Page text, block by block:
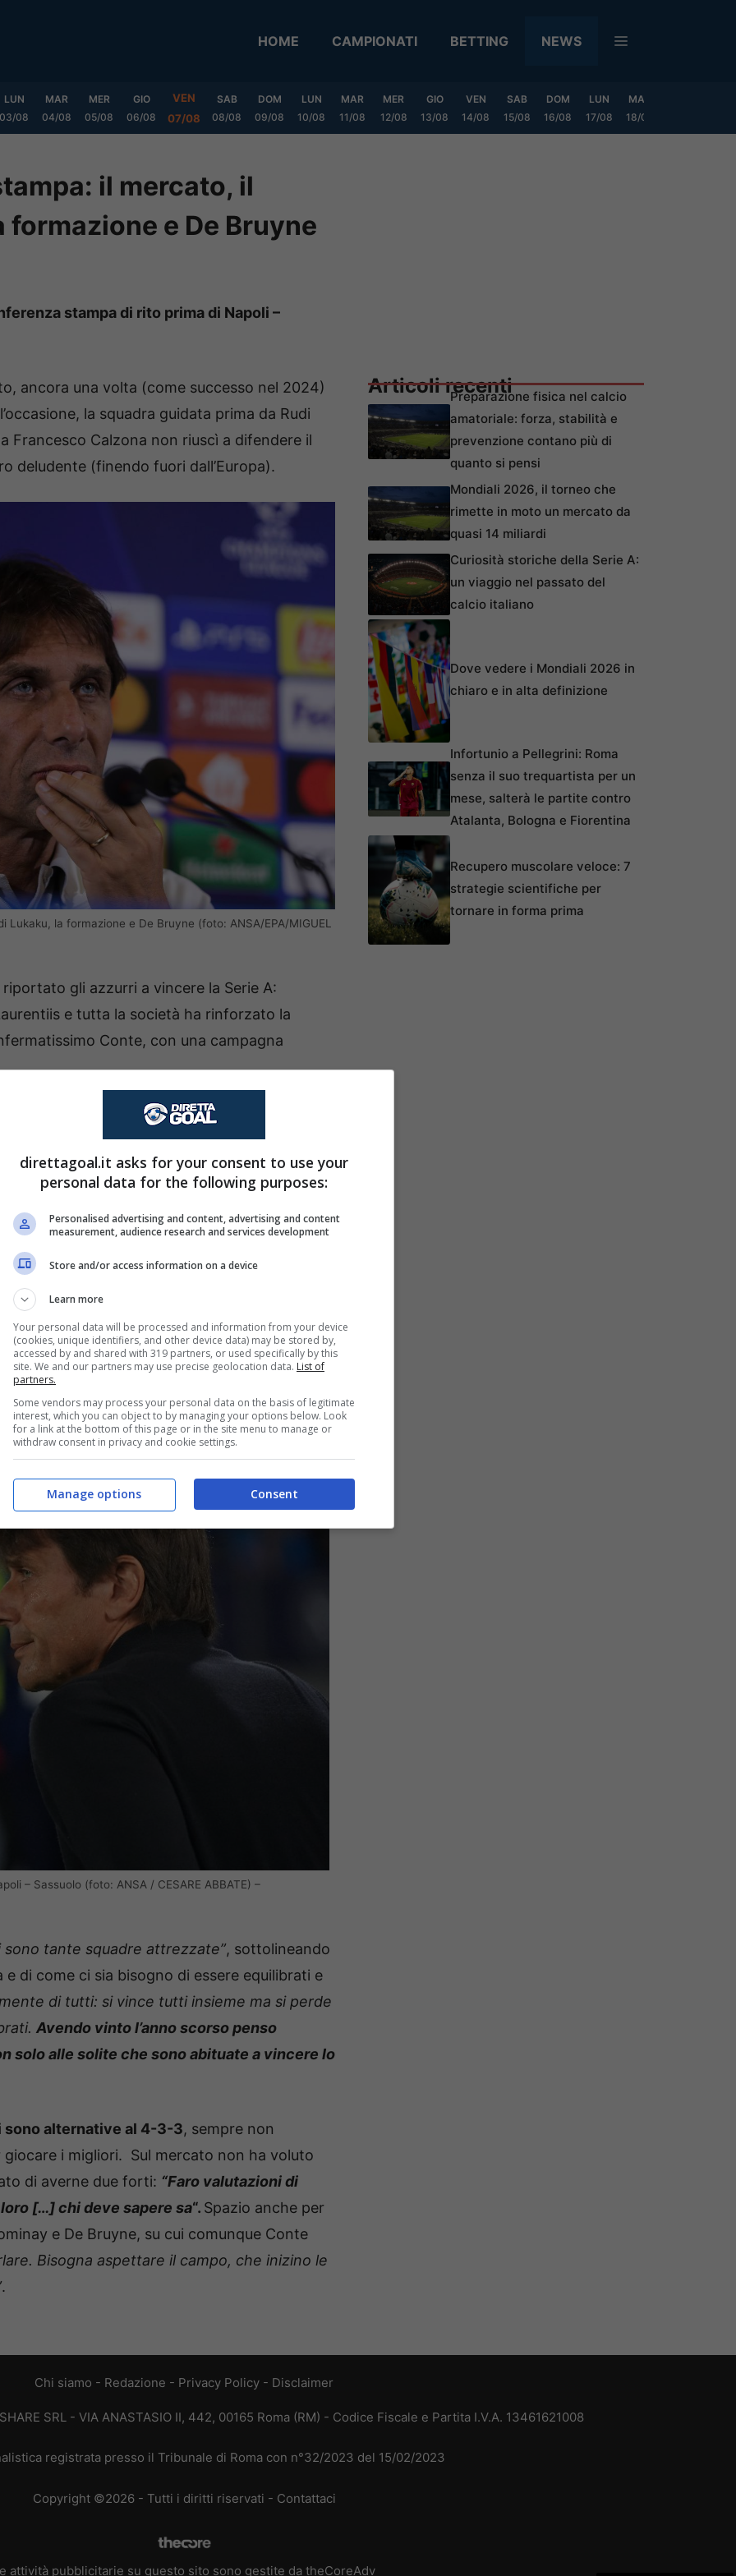
HOME CAMPIONATI BETTING NEWS
LUN
03/08
MAR
04/08
MER
05/08
GIO
06/08
VEN
07/08
SAB
08/08
DOM
09/08
LUN
10/08
MAR
11/08
MER
12/08
GIO
13/08
VEN
14/08
SAB
15/08
DOM
16/08
LUN
17/08
MAR
18/08
il mercato, il
e De Bruyne
stampa di rito prima di Napoli –
ancora una volta (come successo nel 2024)
la squadra guidata prima da Rudi
Francesco Calzona non riuscì a difendere il
deludente (finendo fuori dall’Europa).
la formazione e De Bruyne (foto: ANSA/EPA/MIGUEL
gli azzurri a vincere la Serie A:
e tutta la società ha rinforzato la
Conte, con una campagna
l’onere e l’onore di difendere il titolo sul
vincente e far sognare tutti i tifosi. Sarà
la Serie A 2025-2026, come da tradizione
Conte nella conferenza stampa della
Conte prima di
Lukaku: il tecnico conferma la perdita di un
che queste situazioni possono capitare”
ha
come i suoi ragazzi anche l’anno scorso
senza recriminazioni o alibi.
– Sassuolo (foto: ANSA / CESARE ABBATE) –
sono tante squadre attrezzate”, sottolineando
di come ci sia bisogno di essere equilibrati e
di tutti: si vince tutti insieme ma si perde
Avendo vinto l’anno scorso penso
solo alle solite che sono abituate a vincere lo
sono alternative al 4-3-3, sempre non
i migliori. Sul mercato non ha voluto
di averne due forti: “Faro valutazioni di
[…] chi deve sapere sa“. Spazio anche per
e De Bruyne, su cui comunque Conte
Bisogna aspettare il campo, che inizino le
.
Articoli recentiPreparazione fisica nel calcio
amatoriale: forza, stabilità e
prevenzione contano più di
quanto si pensi
Mondiali 2026, il torneo che
rimette in moto un mercato da
quasi 14 miliardi
Curiosità storiche della Serie A:
un viaggio nel passato del
calcio italiano
Dove vedere i Mondiali 2026 in
chiaro e in alta definizione
Infortunio a Pellegrini: Roma
senza il suo trequartista per un
mese, salterà le partite contro
Atalanta, Bologna e Fiorentina
Recupero muscolare veloce: 7
strategie scientifiche per
tornare in forma prima
Chi siamo - Redazione - Privacy Policy - Disclaimer
SRL - VIA ANASTASIO II, 442, 00165 Roma (RM) - Codice Fiscale e Partita I.V.A. 13461621008
registrata presso il Tribunale di Roma con n°32/2023 del 15/02/2023
Copyright ©2026 - Tutti i diritti riservati - Contattaci
attività pubblicitarie su questo sito sono gestite da theCoreAdv
direttagoal.it asks for your consent to use your
personal data for the following purposes:
Personalised advertising and content, advertising and content
measurement, audience research and services development
Store and/or access information on a device
Learn more
Your personal data will be processed and information from your device
(cookies, unique identifiers, and other device data) may be stored by,
accessed by and shared with 319 partners, or used specifically by this
site. We and our partners may use precise geolocation data. List of
partners.
Some vendors may process your personal data on the basis of legitimate
interest, which you can object to by managing your options below. Look
for a link at the bottom of this page or in the site menu to manage or
withdraw consent in privacy and cookie settings.
Consent
Manage options